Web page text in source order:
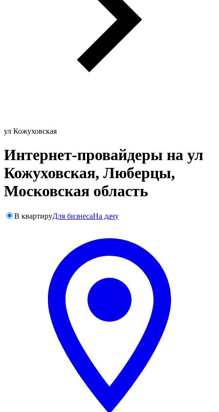
ул Кожуховская
Интернет-провайдеры на ул
Кожуховская, Люберцы,
Московская область
В квартируДля бизнесаНа дачу